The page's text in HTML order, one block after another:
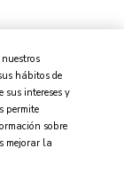
reservados
hábitos de
sus intereses y
permite
sobre
mejorar la